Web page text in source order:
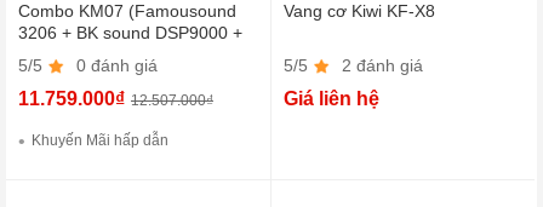
Combo KM07 (Famousound
3206 + BK sound DSP9000 +
BCE U900 Plus New)
5/5 0 đánh giá
11.759.000₫ 12.507.000₫
Khuyến Mãi hấp dẫn
Vang cơ Kiwi KF-X8
5/5 2 đánh giá
Giá liên hệ